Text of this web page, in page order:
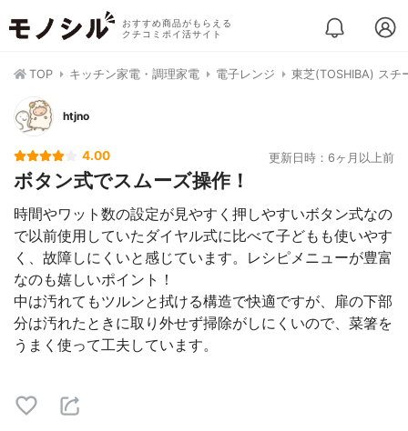
おすすめ商品がもらえる
クチコミポイ活サイト
TOP キッチン家電・調理家電 電子レンジ 東芝(TOSHIBA) スチ
htjno
4.00 更新日時：6ヶ月以上前
ボタン式でスムーズ操作！
時間やワット数の設定が見やすく押しやすいボタン式なの
で以前使用していたダイヤル式に比べて子どもも使いやす
く、故障しにくいと感じています。レシピメニューが豊富
なのも嬉しいポイント！
中は汚れてもツルンと拭ける構造で快適ですが、扉の下部
分は汚れたときに取り外せず掃除がしにくいので、菜箸を
うまく使って工夫しています。